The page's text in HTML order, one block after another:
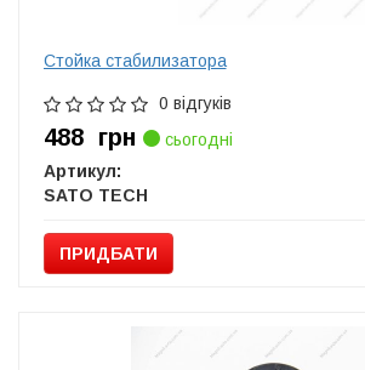
Стойка стабилизатора
0 відгуків
488 грн
сьогодні
Артикул:
SATO TECH
ПРИДБАТИ